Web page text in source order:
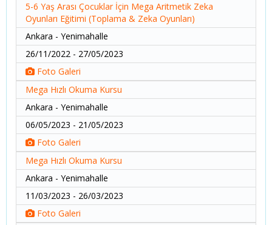
5-6 Yaş Arası Çocuklar İçin Mega Aritmetik Zeka
Oyunları Eğitimi (Toplama & Zeka Oyunları)
Ankara - Yenimahalle
26/11/2022 - 27/05/2023
Foto Galeri
Mega Hızlı Okuma Kursu
Ankara - Yenimahalle
06/05/2023 - 21/05/2023
Foto Galeri
Mega Hızlı Okuma Kursu
Ankara - Yenimahalle
11/03/2023 - 26/03/2023
Foto Galeri